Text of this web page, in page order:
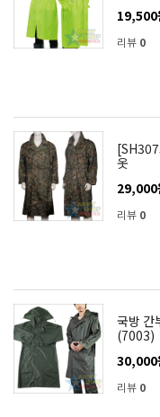
19,500
리뷰 0
옷
29,000
리뷰 0
국방 간
(7003)
30,000
리뷰 0